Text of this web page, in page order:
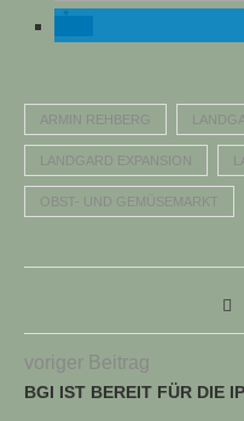
ARMIN REHBERG
LANDGARD EXPANSION
OBST- UND GEMÜSEMARKT
voriger Beitrag
BGI IST BEREIT FÜR DIE